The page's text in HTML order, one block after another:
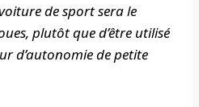
de sport sera le
plutôt que d’être utilisé
d’autonomie de petite